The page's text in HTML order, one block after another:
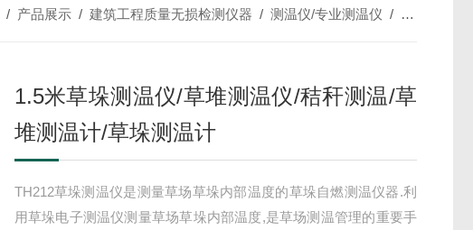
/ 产品展示 /建筑工程质量无损检测仪器 /测温仪/专业测温仪 / TH2121.5
1.5米草垛测温仪/草堆测温仪/秸秆测温/草
堆测温计/草垛测温计
TH212草垛测温仪是测量草场草垛内部温度的草垛自燃测温仪器.利
用草垛电子测温仪测量草场草垛内部温度,是草场测温管理的重要手